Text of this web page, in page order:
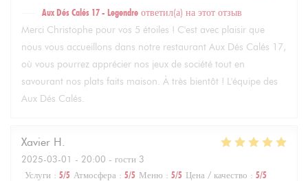
Aux Dés Calés 17 - Legendre ответил(а) на этот отзыв
Merci Christophe pour vos 5 étoiles ! C'est avec plaisir que
nous vous accueillons dans notre restaurant Aux Dés Calés 17,
où vous pourrez apprécier nos jeux de société tout en
savourant nos plats faits maison. À très bientôt ! L'équipe des
Aux Dés Calés.
Xavier H
2025-03-01 - 20:00 - гости 3
Услуги : 5/5 Атмосфера : 5/5 Меню : 5/5 Цена / качество : 5/5